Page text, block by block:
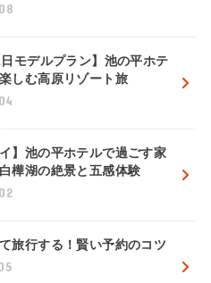
モデルプラン】池の平ホテ
しむ高原リゾート旅
イ】池の平ホテルで過ごす家
樺湖の絶景と五感体験
旅行する！賢い予約のコツ